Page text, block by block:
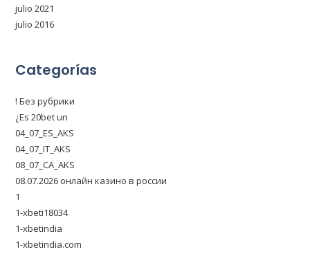
julio 2021
julio 2016
Categorías
! Без рубрики
¿Es 20bet un
04_07_ES_AKS
04_07_IT_AKS
08_07_CA_AKS
08.07.2026 онлайн казино в россии
1
1-xbeti18034
1-xbetindia
1-xbetindia.com